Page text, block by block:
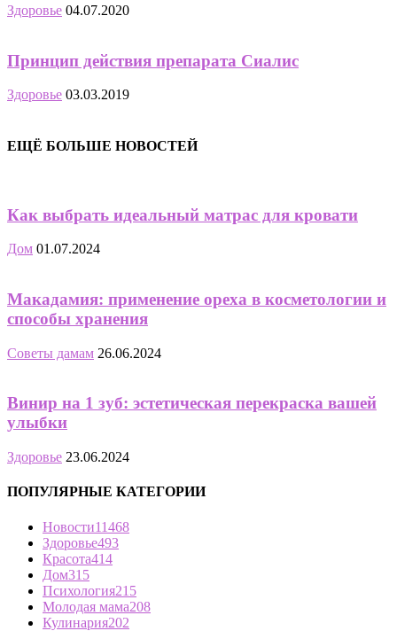
Здоровье 04.07.2020
Принцип действия препарата Сиалис
Здоровье 03.03.2019
ЕЩЁ БОЛЬШЕ НОВОСТЕЙ
Как выбрать идеальный матрас для кровати
Дом 01.07.2024
Макадамия: применение ореха в косметологии и
способы хранения
Советы дамам 26.06.2024
Винир на 1 зуб: эстетическая перекраска вашей
улыбки
Здоровье 23.06.2024
ПОПУЛЯРНЫЕ КАТЕГОРИИ
Новости11468
Здоровье493
Красота414
Дом315
Психология215
Молодая мама208
Кулинария202